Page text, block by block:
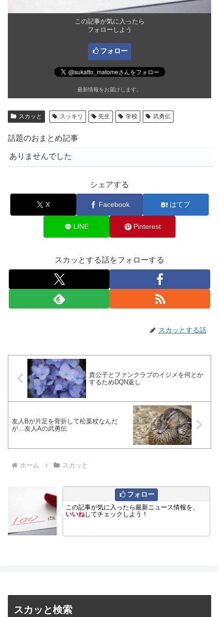
この記事が気に入ったら
フォローしよう
フォロー
最新情報をお届けします。
スカッと スッキリ 先生 学校 武勇伝
話題のおまとめ記事
ありませんでした
シェアする
X Facebook はてブ
LINE Pinterest
スカッとする話をフォローする
スカッとする話
貴公子とファンクラブのイジメを何とか
するためDQN返し
友人Bが片足を骨折して松葉杖なんだ
が…友人Aの武勇伝
ホーム スカッと
フォロー
この記事が気に入ったら最新ニュース情報を、
いいねしてチェックしよう！
スカッと検索